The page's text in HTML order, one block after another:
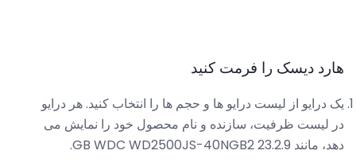
هارد دیسک را فرمت کنید
یک درایو از لیست درایو ها و حجم ها را انتخاب کنید. هر درایو
در لیست ظرفیت، سازنده و نام محصول خود را نمایش می
دهد، مانند 23.2.9 GB WDC WD2500JS-40NGB2.